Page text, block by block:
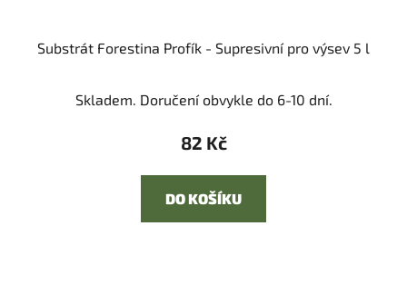
Substrát Forestina Profík - Supresivní pro výsev 5 l
Skladem. Doručení obvykle do 6-10 dní.
82 Kč
DO KOŠÍKU